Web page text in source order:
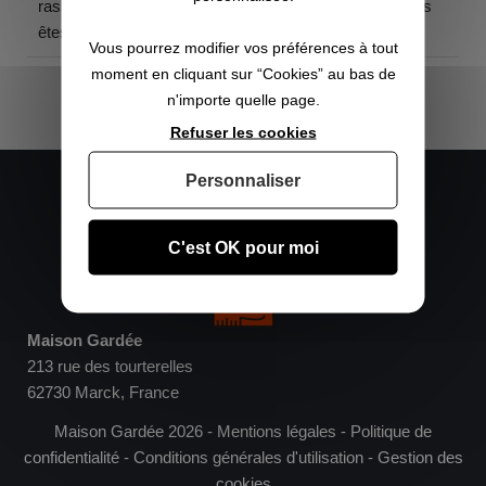
rassurait. Si vous voulez faire garder vos animaux vous
êtes sur le bon site allez y les yeux fermés.
Mobile :+33 6 25 42 38 08
Fixe :+33 3 61 87 72 85
contact@maisongardee.fr
Maison Gardée
213 rue des tourterelles
62730 Marck, France
Maison Gardée 2026 - Mentions légales - Politique de
confidentialité- Conditions générales d'utilisation- Gestion des
Vous pourrez modifier vos préférences à tout
moment en cliquant sur “Cookies” au bas de
n'importe quelle page.
C'est OK pour moi
Refuser les cookies
Personnaliser